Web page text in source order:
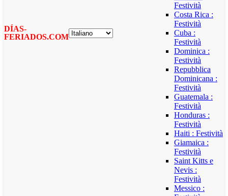
DÍAS-
FERIADOS.COM
Festività
Costa Rica :
Festività
Cuba :
Festività
Dominica :
Festività
Repubblica
Dominicana :
Festività
Guatemala :
Festività
Honduras :
Festività
Haiti : Festività
Giamaica :
Festività
Saint Kitts e
Nevis :
Festività
Messico :